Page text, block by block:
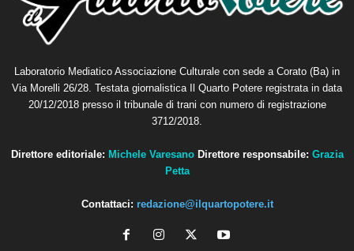
Laboratorio Mediatico Associazione Culturale con sede a Corato (Ba) in
Via Morelli 26/28. Testata giornalistica Il Quarto Potere registrata in data
20/12/2018 presso il tribunale di trani con numero di registrazione
3712/2018.
Direttore editoriale: Michele Varesano Direttore responsabile: Grazia
Petta
Contattaci: redazione@ilquartopotere.it